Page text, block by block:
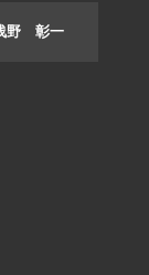
野 彰一